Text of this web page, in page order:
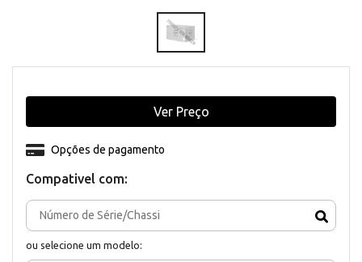
Compativel com:
ou selecione um modelo:
Opções de pagamento
Ver Preço